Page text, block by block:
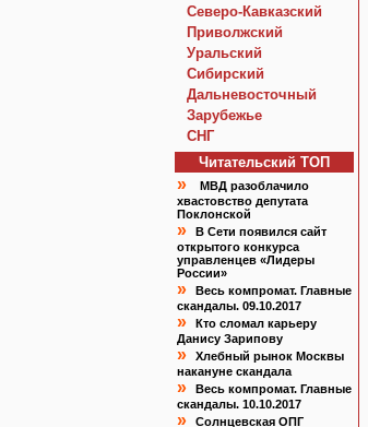
Северо-Кавказский
Приволжский
Уральский
Сибирский
Дальневосточный
Зарубежье
СНГ
Читательский TOП
»
МВД разоблачило
хвастовство депутата
Поклонской
»
В Сети появился сайт
открытого конкурса
управленцев «Лидеры
России»
»
Весь компромат. Главные
скандалы. 09.10.2017
»
Кто сломал карьеру
Данису Зарипову
»
Хлебный рынок Москвы
накануне скандала
»
Весь компромат. Главные
скандалы. 10.10.2017
» Солнцевская ОПГ